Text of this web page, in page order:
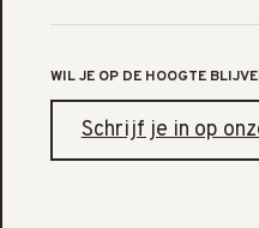
WIL JE OP DE HOOGTE
Schrijf je in op